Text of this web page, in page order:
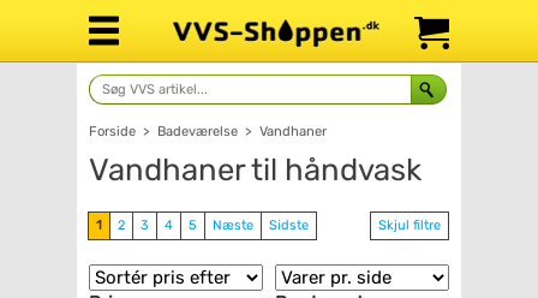
Forside > Badeværelse > Vandhaner
Vandhaner til håndvask
1 2 3 4 5 Næste Sidste Skjul filtre